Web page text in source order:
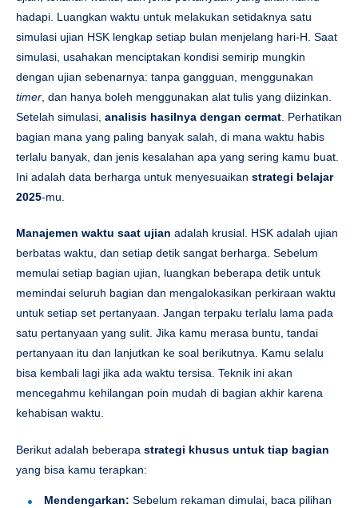
hadapi. Luangkan waktu untuk melakukan setidaknya satu
simulasi ujian HSK lengkap setiap bulan menjelang hari-H. Saat
simulasi, usahakan menciptakan kondisi semirip mungkin
dengan ujian sebenarnya: tanpa gangguan, menggunakan
timer , dan hanya boleh menggunakan alat tulis yang diizinkan.
Setelah simulasi, analisis hasilnya dengan cermat . Perhatikan
bagian mana yang paling banyak salah, di mana waktu habis
terlalu banyak, dan jenis kesalahan apa yang sering kamu buat.
Ini adalah data berharga untuk menyesuaikan strategi belajar
2025-mu.
Manajemen waktu saat ujian adalah krusial. HSK adalah ujian
berbatas waktu, dan setiap detik sangat berharga. Sebelum
memulai setiap bagian ujian, luangkan beberapa detik untuk
memindai seluruh bagian dan mengalokasikan perkiraan waktu
untuk setiap set pertanyaan. Jangan terpaku terlalu lama pada
satu pertanyaan yang sulit. Jika kamu merasa buntu, tandai
pertanyaan itu dan lanjutkan ke soal berikutnya. Kamu selalu
bisa kembali lagi jika ada waktu tersisa. Teknik ini akan
mencegahmu kehilangan poin mudah di bagian akhir karena
kehabisan waktu.
Berikut adalah beberapa strategi khusus untuk tiap bagian
yang bisa kamu terapkan:
Mendengarkan: Sebelum rekaman dimulai, baca pilihan